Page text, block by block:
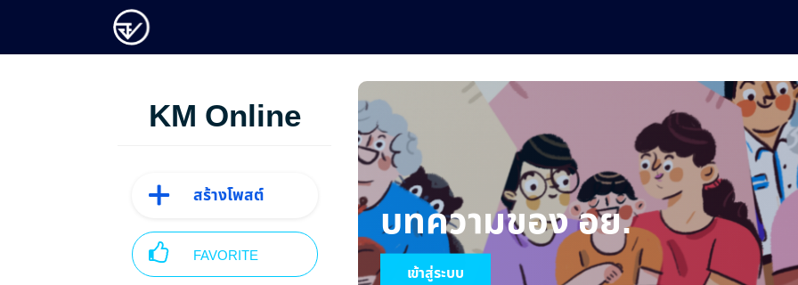
KM Online
สร้างโพสต์
FAVORITE
บทความของ อย.
เข้าสู่ระบบ